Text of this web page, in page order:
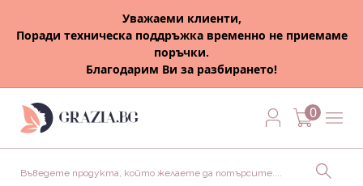
Уважаеми клиенти,
Поради техническа поддръжка временно не приемаме
поръчки.
Благодарим Ви за разбирането!
0